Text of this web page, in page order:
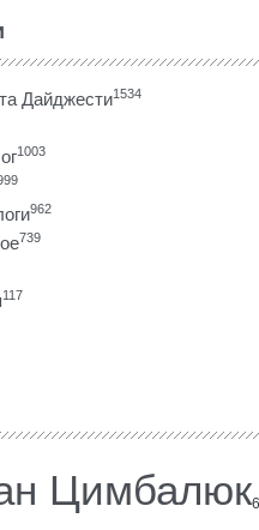
Дайджести1534
1003
962
739
117
Цимбалюк